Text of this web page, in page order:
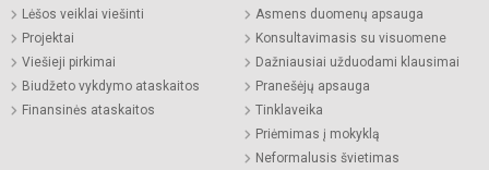
Lėšos veiklai viešinti
Projektai
Viešieji pirkimai
Biudžeto vykdymo ataskaitos
Finansinės ataskaitos
Asmens duomenų apsauga
Konsultavimasis su visuomene
Dažniausiai užduodami klausimai
Pranešėjų apsauga
Tinklaveika
Priėmimas į mokyklą
Neformalusis švietimas